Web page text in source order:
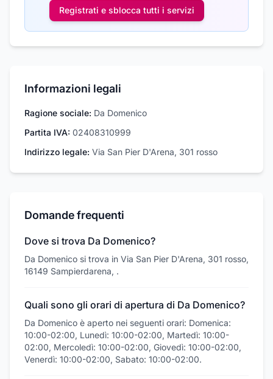
Registrati e sblocca tutti i servizi
Informazioni legali
Ragione sociale: Da Domenico
Partita IVA: 02408310999
Indirizzo legale: Via San Pier D'Arena, 301 rosso
Domande frequenti
Dove si trova Da Domenico?
Da Domenico si trova in Via San Pier D'Arena, 301 rosso,
16149 Sampierdarena, .
Quali sono gli orari di apertura di Da Domenico?
Da Domenico è aperto nei seguenti orari: Domenica:
10:00-02:00, Lunedì: 10:00-02:00, Martedì: 10:00-
02:00, Mercoledì: 10:00-02:00, Giovedì: 10:00-02:00,
Venerdì: 10:00-02:00, Sabato: 10:00-02:00.